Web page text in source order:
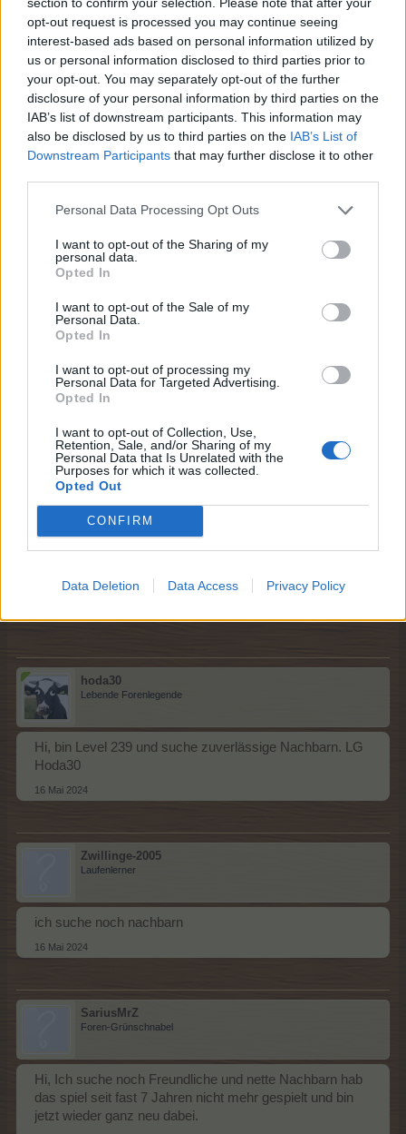
opt-out request is processed you may continue seeing
interest-based ads based on personal information utilized by
us or personal information disclosed to third parties prior to
your opt-out. You may separately opt-out of the further
disclosure of your personal information by third parties on the
IAB’s list of downstream participants. This information may
also be disclosed by us to third parties on the IAB’s List of
Downstream Participants that may further disclose it to other
Personal Data Processing Opt Outs
I want to opt-out of the Sharing of my
personal data.
Opted In
I want to opt-out of the Sale of my
Personal Data.
Opted In
I want to opt-out of processing my
Personal Data for Targeted Advertising.
Opted In
I want to opt-out of Collection, Use,
Retention, Sale, and/or Sharing of my
Personal Data that Is Unrelated with the
Purposes for which it was collected.
Opted Out
CONFIRM
Data Deletion Data Access Privacy Policy
Blacky67
Nachwuchs-Autor
suche nette Nachbarn die auch mal Geschenke
schicken
LG Blacky67
15 Mai 2024
Mk4_m4x
Foren-Grünschnabel
Hallo, ich suche noch neue nachbarn da ich neu
angefangen bin. freue mich über jeden nachbarn;]
Stammspieler
Hallo zusammen,
suche einen neuen Nachbarn ( ab Level 200 ) mit
Ausdauer und Spaß am Ackern.
Bin selbst Level 244
16 Mai 2024
hoda30
Lebende Forenlegende
Hi, bin Level 239 und suche zuverlässige Nachbarn. LG
Hoda30
16 Mai 2024
Zwillinge-2005
Laufenlerner
ich suche noch nachbarn
16 Mai 2024
SariusMrZ
Foren-Grünschnabel
Hi, Ich suche noch Freundliche und nette Nachbarn hab
das spiel seit fast 7 Jahren nicht mehr gespielt und bin
jetzt wieder ganz neu dabei.